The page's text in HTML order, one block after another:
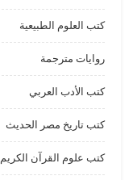
كتب العلوم الطبيعية
روايات مترجمة
كتب الأدب العربي
كتب تاريخ مصر الحديث
كتب علوم القرآن الكريم